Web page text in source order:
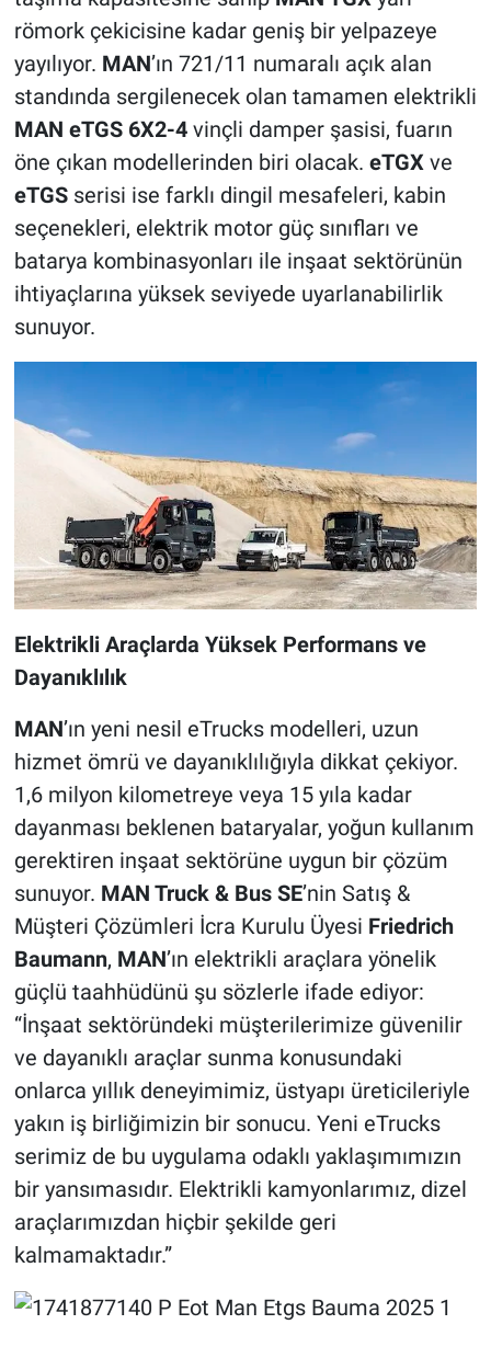
römork çekicisine kadar geniş bir yelpazeye
yayılıyor. MAN’ın 721/11 numaralı açık alan
standında sergilenecek olan tamamen elektrikli
MAN eTGS 6X2-4vinçli damper şasisi, fuarın
öne çıkan modellerinden biri olacak. eTGXve
eTGSserisi ise farklı dingil mesafeleri, kabin
seçenekleri, elektrik motor güç sınıfları ve
batarya kombinasyonları ile inşaat sektörünün
ihtiyaçlarına yüksek seviyede uyarlanabilirlik
sunuyor.
Elektrikli Araçlarda Yüksek Performans ve
Dayanıklılık
MAN’ın yeni nesil eTrucks modelleri, uzun
hizmet ömrü ve dayanıklılığıyla dikkat çekiyor.
1,6 milyon kilometreye veya 15 yıla kadar
dayanması beklenen bataryalar, yoğun kullanım
gerektiren inşaat sektörüne uygun bir çözüm
sunuyor. MAN Truck & Bus SE’nin Satış &
Müşteri Çözümleri İcra Kurulu Üyesi Friedrich
Baumann, MAN’ın elektrikli araçlara yönelik
güçlü taahhüdünü şu sözlerle ifade ediyor:
“İnşaat sektöründeki müşterilerimize güvenilir
ve dayanıklı araçlar sunma konusundaki
onlarca yıllık deneyimimiz, üstyapı üreticileriyle
yakın iş birliğimizin bir sonucu. Yeni eTrucks
serimiz de bu uygulama odaklı yaklaşımımızın
bir yansımasıdır. Elektrikli kamyonlarımız, dizel
araçlarımızdan hiçbir şekilde geri
kalmamaktadır.”